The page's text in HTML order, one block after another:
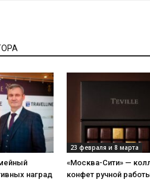
наград
23 февраля и 8 марта
«Москва-Сити» —
конфет ручной